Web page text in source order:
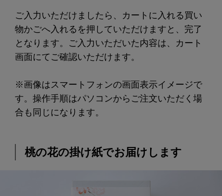
ご入力いただけましたら、 カートに入れる 買い
物かごへ入れる を押していただけますと、完了
となります。ご入力いただいた内容は、カート
画面にてご確認いただけます。
※画像はスマートフォンの画面表示イメージで
す。操作手順はパソコンからご注文いただく場
合も同じになります。
桃の花の掛け紙でお届けします